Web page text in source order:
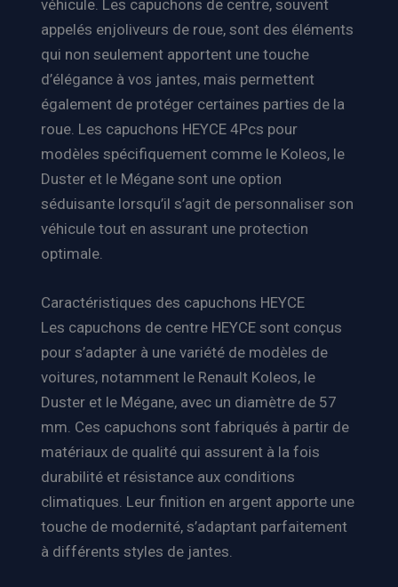
véhicule. Les capuchons de centre, souvent
appelés enjoliveurs de roue, sont des éléments
qui non seulement apportent une touche
d’élégance à vos jantes, mais permettent
également de protéger certaines parties de la
roue. Les capuchons HEYCE 4Pcs pour
modèles spécifiquement comme le Koleos, le
Duster et le Mégane sont une option
séduisante lorsqu’il s’agit de personnaliser son
véhicule tout en assurant une protection
optimale.
Caractéristiques des capuchons HEYCE
Les capuchons de centre HEYCE sont conçus
pour s’adapter à une variété de modèles de
voitures, notamment le Renault Koleos, le
Duster et le Mégane, avec un diamètre de 57
mm. Ces capuchons sont fabriqués à partir de
matériaux de qualité qui assurent à la fois
durabilité et résistance aux conditions
climatiques. Leur finition en argent apporte une
touche de modernité, s’adaptant parfaitement
à différents styles de jantes.